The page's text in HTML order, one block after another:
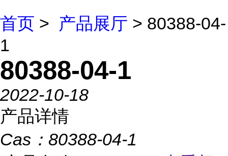
首页 > 产品展厅 > 80388-04-
1
80388-04-1
2022-10-18
产品详情
Cas： 80388-04-1